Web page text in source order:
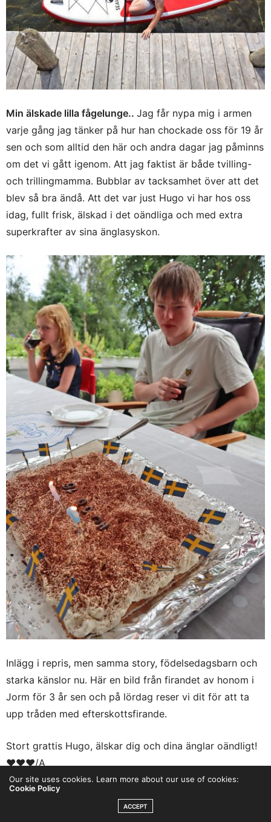
Min älskade lilla fågelunge.. Jag får nypa mig i armen
varje gång jag tänker på hur han chockade oss för 19 år
sen och som alltid den här och andra dagar jag påminns
om det vi gått igenom. Att jag faktist är både tvilling-
och trillingmamma. Bubblar av tacksamhet över att det
blev så bra ändå. Att det var just Hugo vi har hos oss
idag, fullt frisk, älskad i det oändliga och med extra
superkrafter av sina änglasyskon.
Inlägg i repris, men samma story, födelsedagsbarn och
starka känslor nu. Här en bild från firandet av honom i
Jorm för 3 år sen och på lördag reser vi dit för att ta
upp tråden med efterskottsfirande.
Stort grattis Hugo, älskar dig och dina änglar oändligt!
♥♥♥/A
Our site uses cookies. Learn more about our use of cookies:
Cookie Policy
ACCEPT